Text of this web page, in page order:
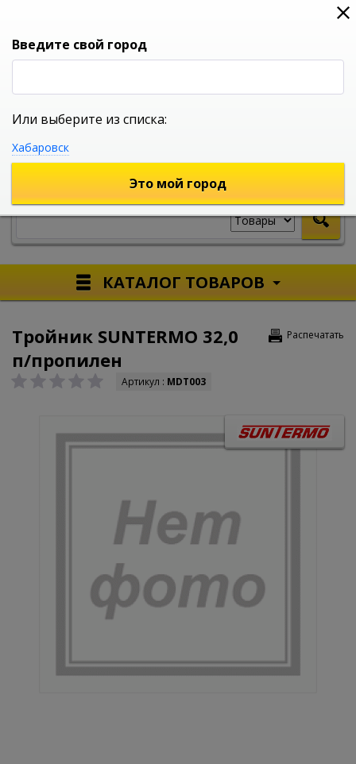
0
УНИВЕРСАЛЬНЫЙ ИНТЕРНЕТ МАГАЗИН
КАТАЛОГ ТОВАРОВ
Распечатать
Тройник SUNTERMO 32,0
п/пропилен
Артикул : MDT003
Введите свой город
Или выберите из списка:
Хабаровск
Это мой город